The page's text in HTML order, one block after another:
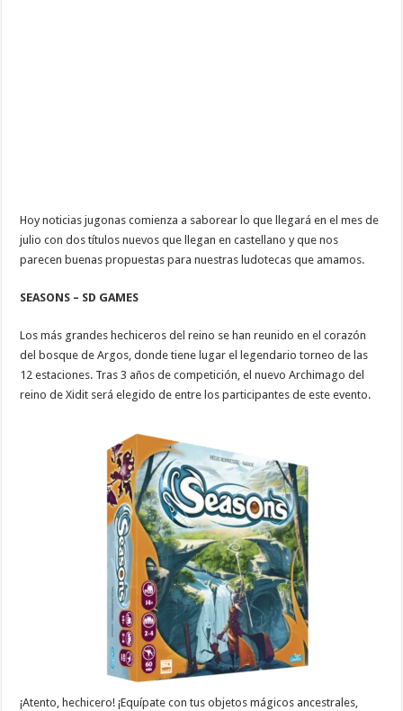
Hoy noticias jugonas comienza a saborear lo que llegará en el mes de
julio con dos títulos nuevos que llegan en castellano y que nos
parecen buenas propuestas para nuestras ludotecas que amamos.
SEASONS – SD GAMES
Los más grandes hechiceros del reino se han reunido en el corazón
del bosque de Argos, donde tiene lugar el legendario torneo de las
12 estaciones. Tras 3 años de competición, el nuevo Archimago del
reino de Xidit será elegido de entre los participantes de este evento.
¡Atento, hechicero! ¡Equípate con tus objetos mágicos ancestrales,